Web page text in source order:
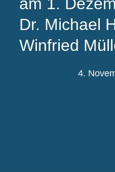
Dr. Michael
Winfried
4.